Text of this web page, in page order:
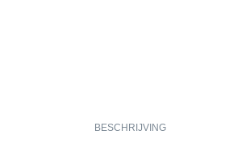
BESCHRIJVING